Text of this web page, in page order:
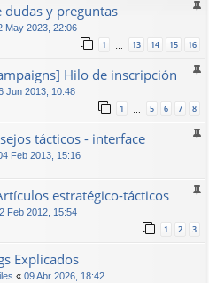
y preguntas
May 2023, 22:06
1 13 14 15 16
Hilo de inscripción
Jun 2013, 10:48
1 5 6 7 8
tácticos - interface
Feb 2013, 15:16
estratégico-tácticos
Feb 2012, 15:54
1 2 3
Explicados
« 09 Abr 2026, 18:42